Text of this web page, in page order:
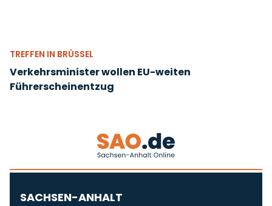
TREFFEN IN BRÜSSEL
Verkehrsminister wollen EU-weiten
Führerscheinentzug
SACHSEN-ANHALT